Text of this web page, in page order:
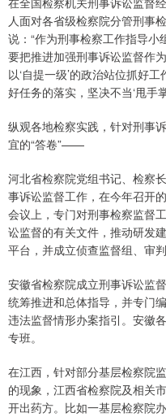
人面对各省级检察院分管刑事
说：“作为刑事检察工作指导小
要把推进加强刑事诉讼监督作
以‘自提一级’的政治站位抓好
好任务的落实，坚决不当‘甩手
纵观各地检察实践，针对刑事
宜的“答卷”——
河北省检察院党组书记、检察
事诉讼监督工作，在今年召开
会议上，专门对刑事检察监督
讼监督的有关文件，推动研发
平台，并成立侦查监督组、审
安徽省检察院成立刑事诉讼监
统筹推进和总体指导，并专门
违法监督情形办案指引。安徽
专班。
在江西，针对部分基层检察院
的现象，江西省检察院及相关
开出药方。比如一基层检察院